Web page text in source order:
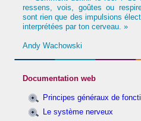
ressens, vois, goûtes ou
sont rien que des impulsions
interprétées par ton cerveau. »
Andy Wachowski
Documentation web
Principes généraux de
Le système nerveux